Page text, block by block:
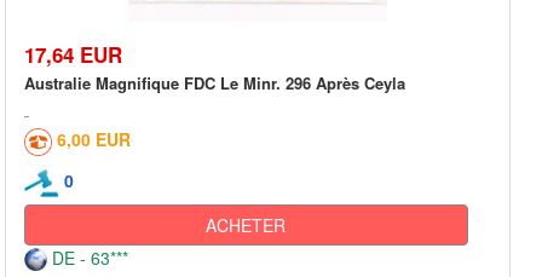
17,64 EUR
Australie Magnifique FDC Le Minr. 296 Après Ceyla
6,00 EUR
0
ACHETER
DE - 63***